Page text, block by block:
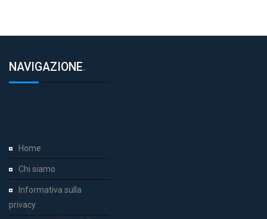
NAVIGAZIONE.
Home
Chi siamo
Informativa sulla
privacy